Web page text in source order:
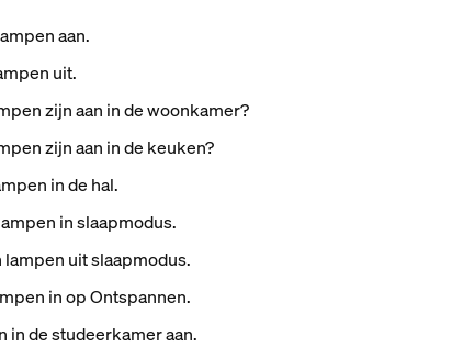
aan.
uit.
zijn aan in de woonkamer?
zijn aan in de keuken?
in de hal.
in slaapmodus.
lampen uit slaapmodus.
in op Ontspannen.
in de studeerkamer aan.